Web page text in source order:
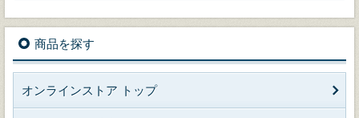
商品を探す
オンラインストア トップ